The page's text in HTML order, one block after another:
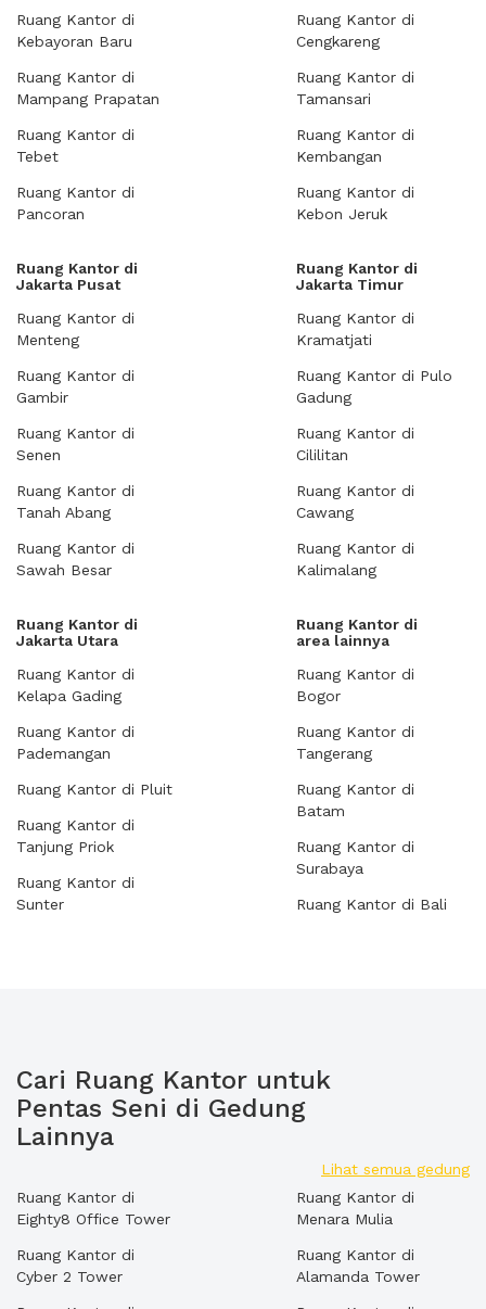
Ruang Kantor di
Kebayoran Baru
Ruang Kantor di
Mampang Prapatan
Ruang Kantor di
Tebet
Ruang Kantor di
Pancoran
Ruang Kantor di
Cengkareng
Ruang Kantor di
Tamansari
Ruang Kantor di
Kembangan
Ruang Kantor di
Kebon Jeruk
Ruang Kantor di
Jakarta Pusat
Ruang Kantor di
Menteng
Ruang Kantor di
Gambir
Ruang Kantor di
Senen
Ruang Kantor di
Tanah Abang
Ruang Kantor di
Sawah Besar
Ruang Kantor di
Jakarta Timur
Ruang Kantor di
Kramatjati
Ruang Kantor di Pulo
Gadung
Ruang Kantor di
Cililitan
Ruang Kantor di
Cawang
Ruang Kantor di
Kalimalang
Ruang Kantor di
Jakarta Utara
Ruang Kantor di
Kelapa Gading
Ruang Kantor di
Pademangan
Ruang Kantor di Pluit
Ruang Kantor di
Tanjung Priok
Ruang Kantor di
Sunter
Ruang Kantor di
area lainnya
Ruang Kantor di
Bogor
Ruang Kantor di
Tangerang
Ruang Kantor di
Batam
Ruang Kantor di
Surabaya
Ruang Kantor di Bali
Cari Ruang Kantor untuk
Pentas Seni di Gedung
Lainnya
Lihat semua gedung
Ruang Kantor di
Eighty8 Office Tower
Ruang Kantor di
Cyber 2 Tower
Ruang Kantor di
Menara Mulia
Ruang Kantor di
Alamanda Tower